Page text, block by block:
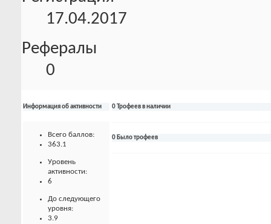
17.04.2017
Рефералы
0
Информация об активности
Всего баллов:
363.1
Уровень
активности:
6
До следующего
уровня:
3.9
0 Трофеев в наличии
0 Было трофеев